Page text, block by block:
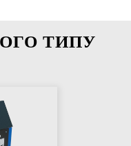
ТИПУ